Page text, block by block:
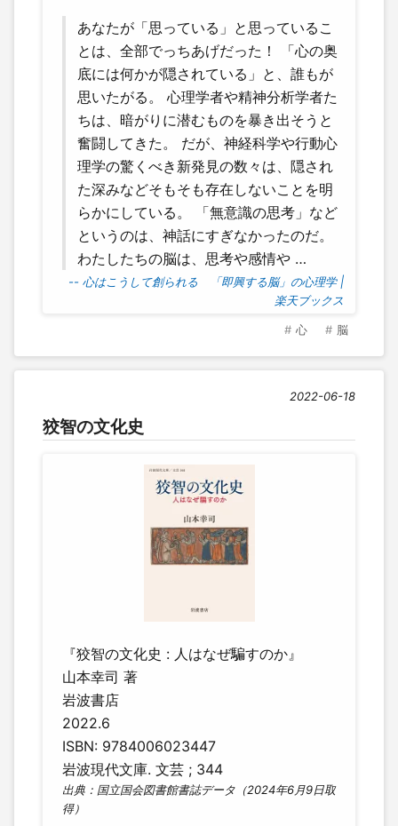
あなたが「思っている」と思っているこ
とは、全部でっちあげだった！ 「心の奥
底には何かが隠されている」と、誰もが
思いたがる。 心理学者や精神分析学者た
ちは、暗がりに潜むものを暴き出そうと
奮闘してきた。 だが、神経科学や行動心
理学の驚くべき新発見の数々は、隠され
た深みなどそもそも存在しないことを明
らかにしている。 「無意識の思考」など
というのは、神話にすぎなかったのだ。
わたしたちの脳は、思考や感情や …
-- 心はこうして創られる 「即興する脳」の心理学 |
楽天ブックス
心 脳
2022-06-18
狡智の文化史
『狡智の文化史 : 人はなぜ騙すのか』
山本幸司 著
岩波書店
2022.6
ISBN: 9784006023447
岩波現代文庫. 文芸 ; 344
出典：国立国会図書館書誌データ（2024年6月9日取
得）